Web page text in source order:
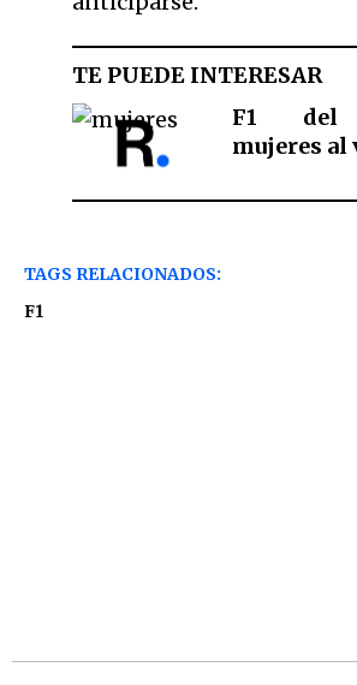
TE PUEDE INTERESAR
F1 del
mujeres al
TAGS RELACIONADOS:
F1